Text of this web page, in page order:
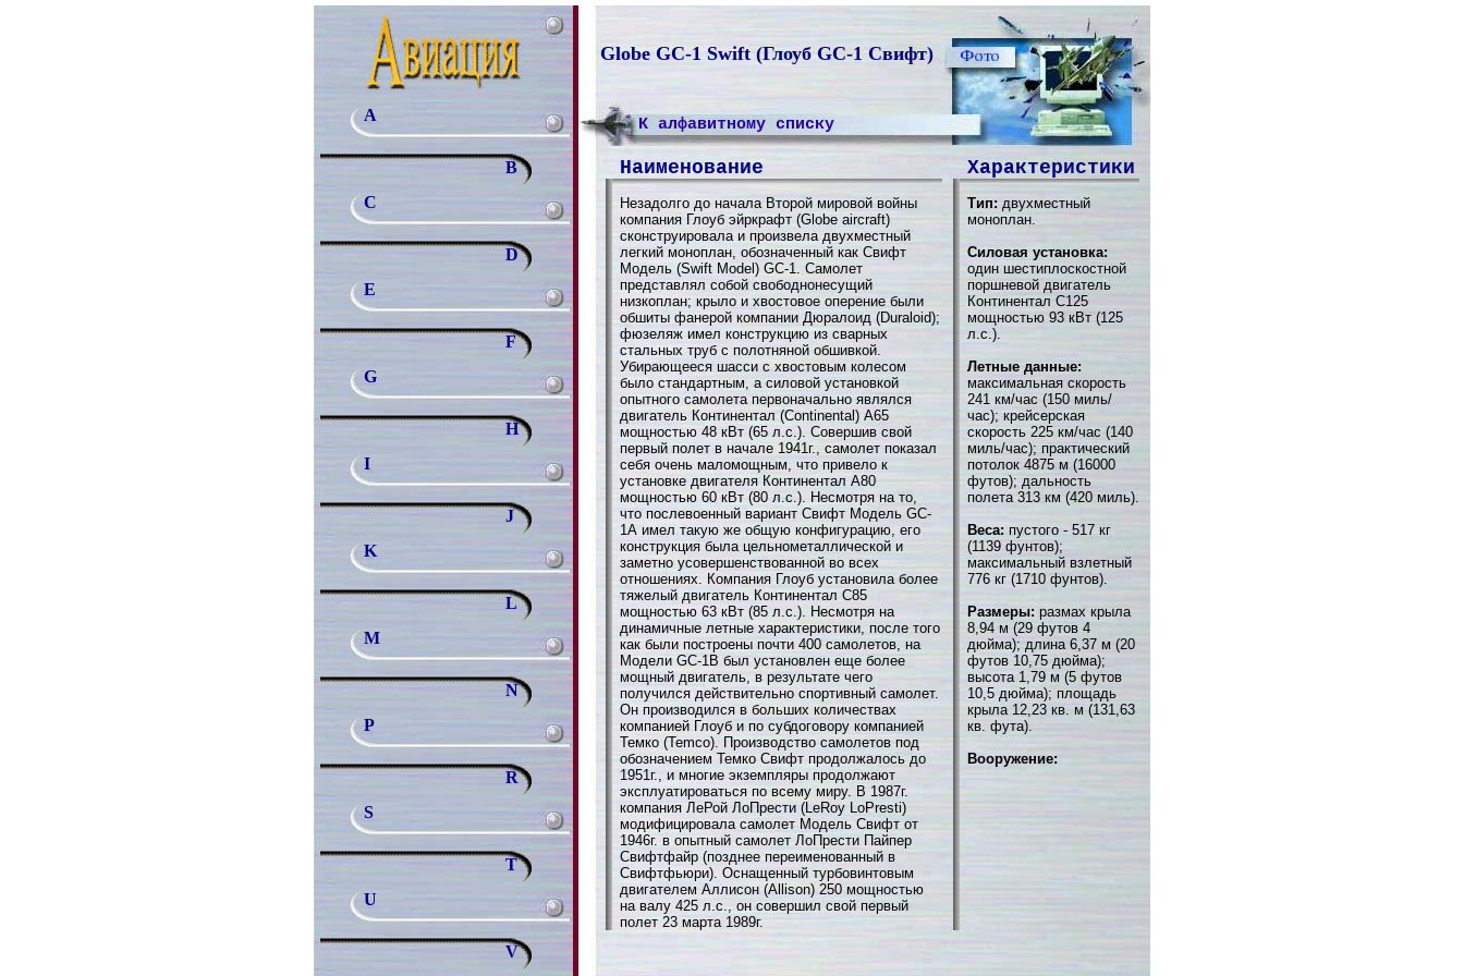
Globe GC-1 Swift (Глоуб GC-1 Свифт)
A
B
C
D
E
F
G
H
I
J
K
L
M
N
P
R
S
T
U
V
К алфавитному списку
Наименование Характеристики
Незадолго до начала Второй мировой войны
компания Глоуб эйркрафт (Globe aircraft)
сконструировала и произвела двухместный
легкий моноплан, обозначенный как Свифт
Модель (Swift Model) GC-1. Самолет
представлял собой свободнонесущий
низкоплан; крыло и хвостовое оперение были
обшиты фанерой компании Дюралоид (Duraloid);
фюзеляж имел конструкцию из сварных
стальных труб с полотняной обшивкой.
Убирающееся шасси с хвостовым колесом
было стандартным, а силовой установкой
опытного самолета первоначально являлся
двигатель Континентал (Continental) A65
мощностью 48 кВт (65 л.с.). Совершив свой
первый полет в начале 1941г., самолет показал
себя очень маломощным, что привело к
установке двигателя Континентал A80
мощностью 60 кВт (80 л.с.). Несмотря на то,
что послевоенный вариант Свифт Модель GC-
1А имел такую же общую конфигурацию, его
конструкция была цельнометаллической и
заметно усовершенствованной во всех
отношениях. Компания Глоуб установила более
тяжелый двигатель Континентал С85
мощностью 63 кВт (85 л.с.). Несмотря на
динамичные летные характеристики, после того
как были построены почти 400 самолетов, на
Модели GC-1B был установлен еще более
мощный двигатель, в результате чего
получился действительно спортивный самолет.
Он производился в больших количествах
компанией Глоуб и по субдоговору компанией
Темко (Temco). Производство самолетов под
обозначением Темко Свифт продолжалось до
1951г., и многие экземпляры продолжают
эксплуатироваться по всему миру. В 1987г.
компания ЛеРой ЛоПрести (LeRoy LoPresti)
модифицировала самолет Модель Свифт от
1946г. в опытный самолет ЛоПрести Пайпер
Свифтфайр (позднее переименованный в
Свифтфьюри). Оснащенный турбовинтовым
двигателем Аллисон (Allison) 250 мощностью
на валу 425 л.с., он совершил свой первый
полет 23 марта 1989г.
Тип: двухместный
моноплан.
Силовая установка:
один шестиплоскостной
поршневой двигатель
Континентал С125
мощностью 93 кВт (125
л.с.).
Летные данные:
максимальная скорость
241 км/час (150 миль/
час); крейсерская
скорость 225 км/час (140
миль/час); практический
потолок 4875 м (16000
футов); дальность
полета 313 км (420 миль).
Веса: пустого - 517 кг
(1139 фунтов);
максимальный взлетный
776 кг (1710 фунтов).
Размеры: размах крыла
8,94 м (29 футов 4
дюйма); длина 6,37 м (20
футов 10,75 дюйма);
высота 1,79 м (5 футов
10,5 дюйма); площадь
крыла 12,23 кв. м (131,63
кв. фута).
Вооружение: